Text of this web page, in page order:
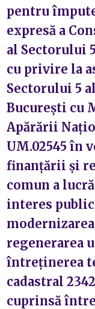
pentru
expresă a
al Sectorului
cu privire la
Sectorului 5
București cu
Apărării
UM.02545 în
finanțării și
comun a
interes
regenerarea
întreținerea
cadastral
cuprinsă